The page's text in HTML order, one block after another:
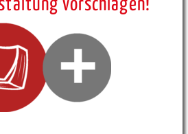
vorschlagen!